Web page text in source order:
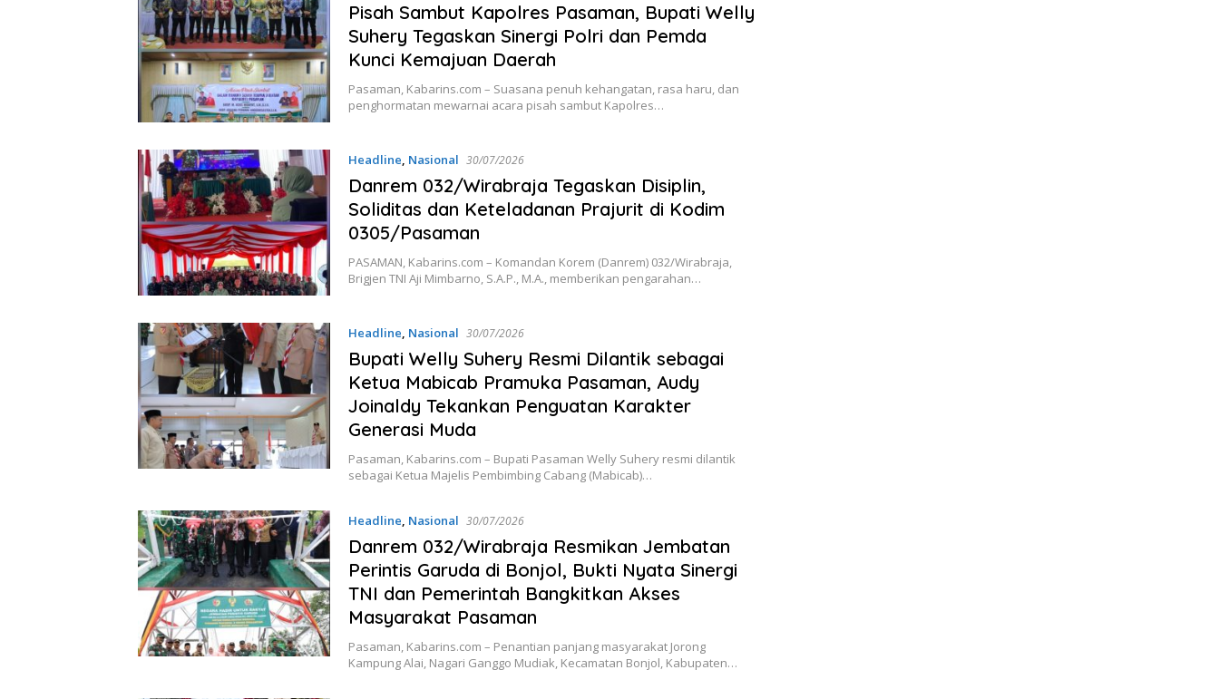
Pisah Sambut Kapolres Pasaman, Bupati Welly
Suhery Tegaskan Sinergi Polri dan Pemda
Kunci Kemajuan Daerah
Pasaman, Kabarins.com – Suasana penuh kehangatan, rasa haru, dan
penghormatan mewarnai acara pisah sambut Kapolres…
Headline, Nasional 30/07/2026
Danrem 032/Wirabraja Tegaskan Disiplin,
Soliditas dan Keteladanan Prajurit di Kodim
0305/Pasaman
PASAMAN, Kabarins.com – Komandan Korem (Danrem) 032/Wirabraja,
Brigjen TNI Aji Mimbarno, S.A.P., M.A., memberikan pengarahan…
Headline, Nasional 30/07/2026
Bupati Welly Suhery Resmi Dilantik sebagai
Ketua Mabicab Pramuka Pasaman, Audy
Joinaldy Tekankan Penguatan Karakter
Generasi Muda
Pasaman, Kabarins.com – Bupati Pasaman Welly Suhery resmi dilantik
sebagai Ketua Majelis Pembimbing Cabang (Mabicab)…
Headline, Nasional 30/07/2026
Danrem 032/Wirabraja Resmikan Jembatan
Perintis Garuda di Bonjol, Bukti Nyata Sinergi
TNI dan Pemerintah Bangkitkan Akses
Masyarakat Pasaman
Pasaman, Kabarins.com – Penantian panjang masyarakat Jorong
Kampung Alai, Nagari Ganggo Mudiak, Kecamatan Bonjol, Kabupaten…